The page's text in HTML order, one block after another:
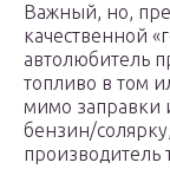
Важный, но,
качественной
автолюбитель
топливо в том
мимо заправки
бензин/
производитель